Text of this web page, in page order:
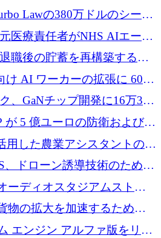
Lawの380万ドルのシード
、訴訟プラットフォームを
医療責任者がNHS AIエージ
に1,000万ポンドを調達
職後の貯蓄を再構築するた
を調達
け AI ワーカーの拡張に 600
、GaNチップ開発に16万3千
支援
が 5 億ユーロの防衛および二
である E2D を立ち上げる
用した農業アシスタントの拡
を確保
、ドローン誘導技術のために
達ーディオスタジアムストリ
を買収
物の拡大を加速するために
から250万ユーロを確保
エンジン アルファ版をリリ